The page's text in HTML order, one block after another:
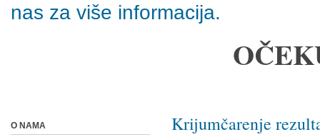
nas za više informacija.
Krijumčarenje
O NAMA